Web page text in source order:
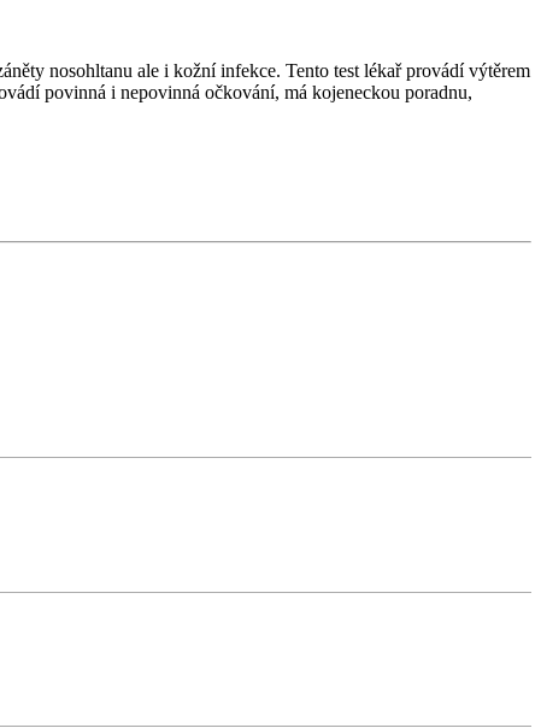
nosohltanu ale i kožní infekce. Tento test lékař provádí výtěrem
povinná i nepovinná očkování, má kojeneckou poradnu,